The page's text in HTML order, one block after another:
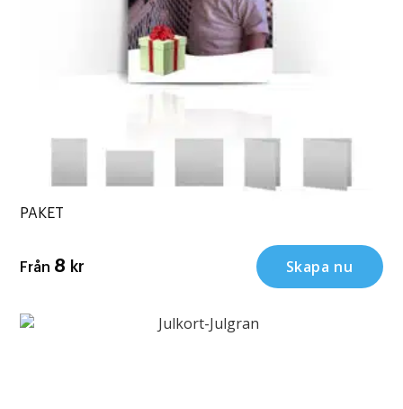
PAKET
Från 8 kr Skapa nu